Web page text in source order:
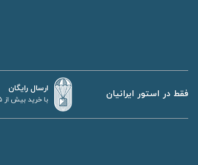
فقط در استور ایرانیان ارسال رایگان
با خرید بیش از 2.5 میلیون تومان